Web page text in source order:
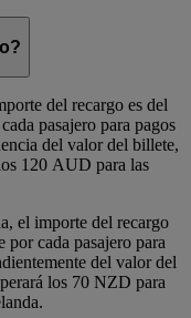
del recargo es del
pasajero para pagos
del valor del billete,
120 AUD para las
el importe del recargo
cada pasajero para
del valor del
los 70 NZD para